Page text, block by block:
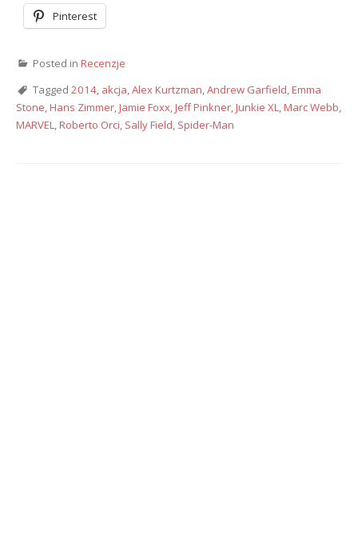
Pinterest
Posted in Recenzje
Tagged 2014, akcja,Alex Kurtzman,Andrew Garfield,Emma
Stone,Hans Zimmer,Jamie Foxx,Jeff Pinkner,Junkie XL,Marc Webb,
MARVEL,Roberto Orci, Sally Field, Spider-Man